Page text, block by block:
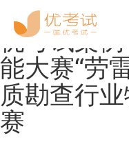
优考试案
能大赛“劳
质勘查行
赛